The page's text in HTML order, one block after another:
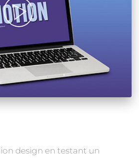
design en testant un